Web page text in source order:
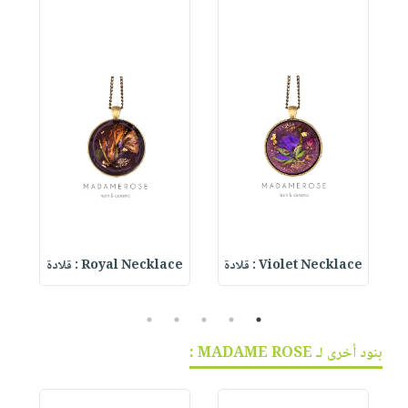
Violet Necklace : قلادة Royal Necklace : قلادة
1
2
3
4
5
بنود أخرى لـ MADAME ROSE :